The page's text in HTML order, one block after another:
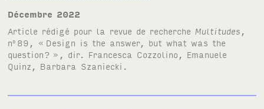
décembre 2022
Article rédigé pour la revue de recherche Multitudes
no 89, « Design is the answer, but what was the
question? », dir. Francesca Cozzolino, Emanuele
Quinz, Barbara Szaniecki.